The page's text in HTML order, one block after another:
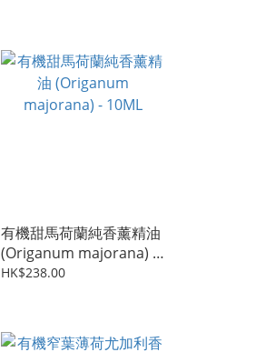
有機甜馬荷蘭純香薰精油
(Origanum majorana) -
10ML
HK$238.00